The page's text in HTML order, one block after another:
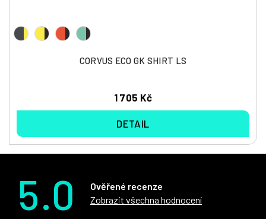
CORVUS ECO GK SHIRT LS
1 705 Kč
DETAIL
5.0
Ověřené recenze
Zobrazit všechna hodnocení